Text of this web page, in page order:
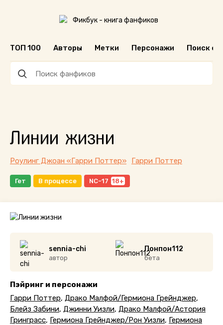
ТОП 100 Авторы Метки Персонажи Поиск
Линии жизни
Роулинг Джоан «Гарри Поттер» Гарри Поттер
Гет В процессе NC-17
sennia-chi
автор
Понпон112
бета
Пэйринг и персонажи
Гарри Поттер, Драко Малфой/Гермиона Грейнджер,
Блейз Забини, Джинни Уизли, Драко Малфой/Астория
Гринграсс, Гермиона Грейнджер/Рон Уизли, Гермиона